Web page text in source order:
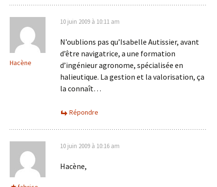
Hacène
10 juin 2009 à 10:11 am
N’oublions pas qu’Isabelle Autissier, avant
d’être navigatrice, a une formation
d’ingénieur agronome, spécialisée en
halieutique. La gestion et la valorisation, ça
la connaît…
Répondre
10 juin 2009 à 10:16 am
Hacène,